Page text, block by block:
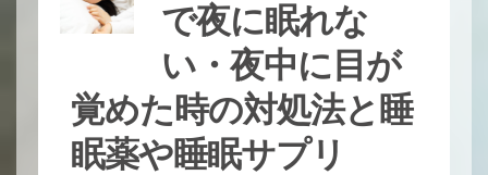
で夜に眠れな
い・夜中に目が
覚めた時の対処法と睡
眠薬や睡眠サプリ